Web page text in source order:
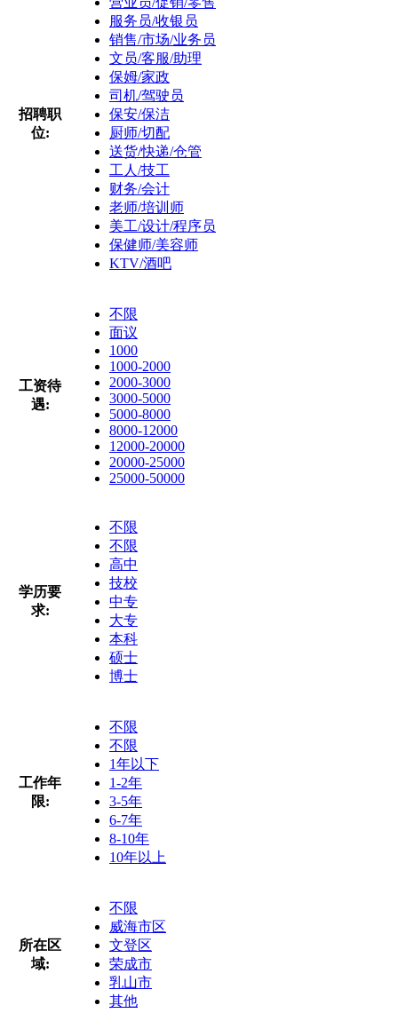
招聘职
位:
服务员/收银员
销售/市场/业务员
文员/客服/助理
保姆/家政
司机/驾驶员
保安/保洁
厨师/切配
送货/快递/仓管
工人/技工
财务/会计
老师/培训师
美工/设计/程序员
保健师/美容师
KTV/酒吧
工资待
遇:
不限
面议
1000
1000-2000
2000-3000
3000-5000
5000-8000
8000-12000
12000-20000
20000-25000
25000-50000
学历要
求:
不限
不限
高中
技校
中专
大专
本科
硕士
博士
工作年
限:
不限
不限
1年以下
1-2年
3-5年
6-7年
8-10年
10年以上
所在区
域:
不限
威海市区
文登区
荣成市
乳山市
其他